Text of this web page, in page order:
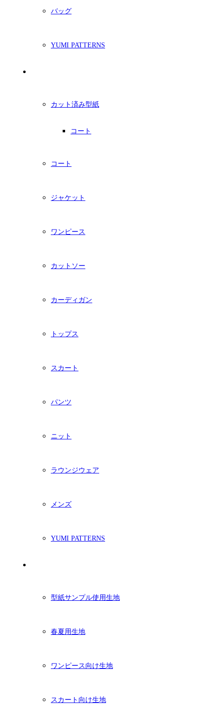
バッグ
YUMI PATTERNS
カット済み型紙
コート
コート
ジャケット
ワンピース
カットソー
カーディガン
トップス
スカート
パンツ
ニット
ラウンジウェア
メンズ
YUMI PATTERNS
型紙サンプル使用生地
春夏用生地
ワンピース向け生地
スカート向け生地